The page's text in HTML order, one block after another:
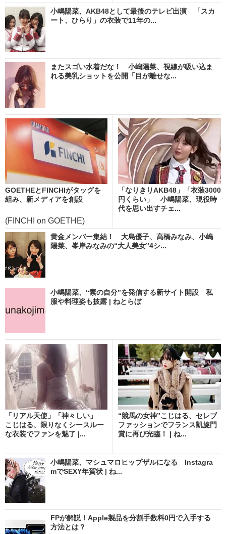
小嶋陽菜、AKB48として最後のテレビ出演 「スカ
ート、ひらり」の衣装で11年の...
またスゴい水着だな！ 小嶋陽菜、視線が吸い込ま
れる美乳ショットを公開「目が離せな...
GOETHEとFINCHIがタッグを
組み、新メディアを創設
(FINCHI on GOETHE)
「なりきりAKB48」「衣装3000
円くらい」 小嶋陽菜、現役時
代を思い出すチェ...
黄金メンバー集結！ 大島優子、高橋みなみ、小嶋
陽菜、峯岸みなみの“大人美女”4シ...
小嶋陽菜、“素の自分”を発信する新サイト開設 私
服や料理姿も披露 | ねとらぼ
「リアル天使」「神々しい」
こじはる、限りなくシースルー
な衣装でファンを魅了 |...
“競馬の女神”こじはる、セレブ
ファッションでフランス凱旋門
賞に再び光臨！ | ね...
小嶋陽菜、マシュマロヒップザルになる Instagra
mでSEXY年賀状 | ね...
FPが解説！Apple製品を分割手数料0円で入手する
方法とは？